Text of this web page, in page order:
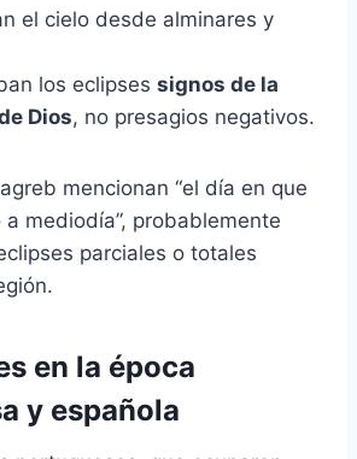
el cielo desde alminares y
los eclipses signos de la
Dios, no presagios negativos.
mencionan “el día en que
mediodía”, probablemente
parciales o totales
en la época
y española